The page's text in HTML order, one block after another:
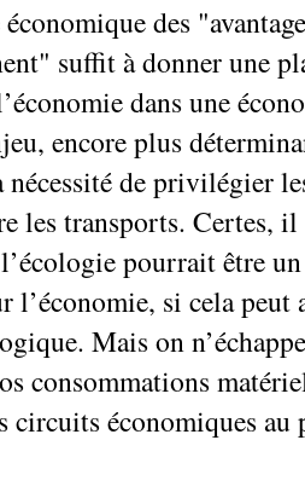
des
suffit à donner une
dans une
encore plus
nécessité de privilégier
les transports. Certes, il
pourrait être
l’économie, si cela peut
Mais on
consommations
circuits économiques